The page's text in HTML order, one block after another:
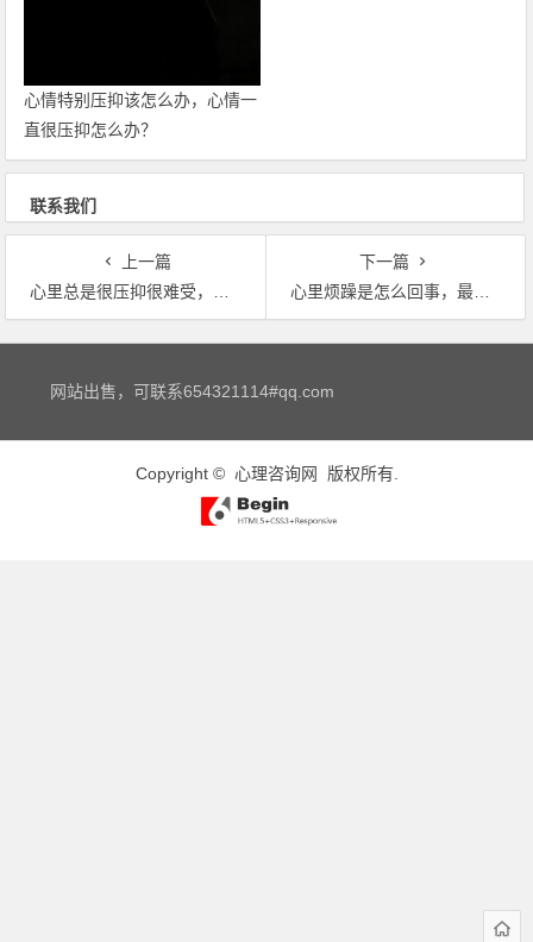
心情特别压抑该怎么办，心情一
直很压抑怎么办？
联系我们
上一篇
心里总是很压抑很难受，为什么心里总是有种压抑的感觉？
下一篇
心里烦躁是怎么回事，最近心里感觉很烦躁，怎么回事？
文章导航
网站出售，可联系654321114#qq.com
Copyright © 心理咨询网 版权所有.